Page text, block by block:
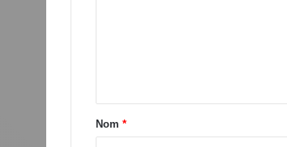
Nom *